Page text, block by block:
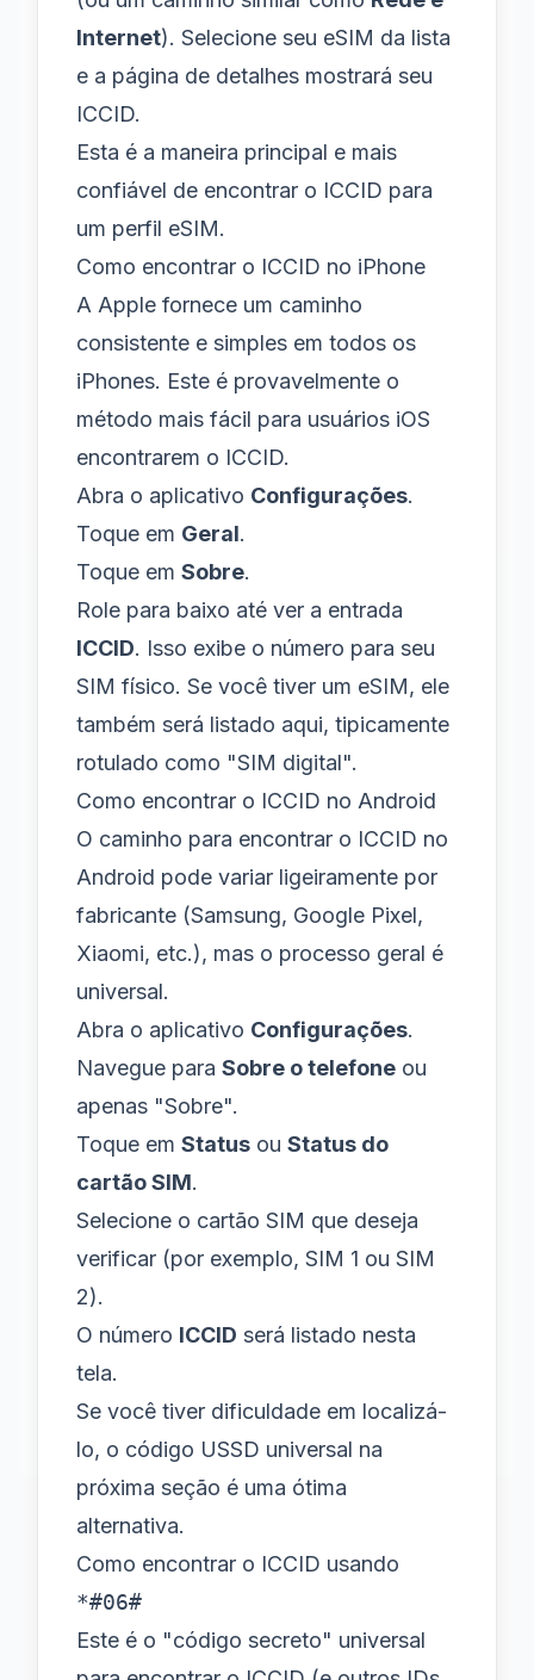
Internet). Selecione seu eSIM da lista
e a página de detalhes mostrará seu
ICCID.
Esta é a maneira principal e mais
confiável de encontrar o ICCID para
um perfil eSIM.
Como encontrar o ICCID no iPhone
A Apple fornece um caminho
consistente e simples em todos os
iPhones. Este é provavelmente o
método mais fácil para usuários iOS
encontrarem o ICCID.
Abra o aplicativo Configurações.
Toque em Geral.
Toque em Sobre.
Role para baixo até ver a entrada
ICCID. Isso exibe o número para seu
SIM físico. Se você tiver um eSIM, ele
também será listado aqui, tipicamente
rotulado como "SIM digital".
Como encontrar o ICCID no Android
O caminho para encontrar o ICCID no
Android pode variar ligeiramente por
fabricante (Samsung, Google Pixel,
Xiaomi, etc.), mas o processo geral é
universal.
Abra o aplicativo Configurações.
Navegue para Sobre o telefone ou
apenas "Sobre".
Toque em Status ou Status do
cartão SIM.
Selecione o cartão SIM que deseja
verificar (por exemplo, SIM 1 ou SIM
2).
O número ICCID será listado nesta
tela.
Se você tiver dificuldade em localizá-
lo, o código USSD universal na
próxima seção é uma ótima
alternativa.
Como encontrar o ICCID usando
*#06#
Este é o "código secreto" universal